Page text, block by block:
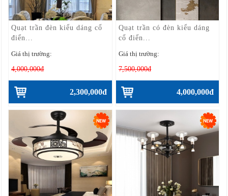
Quạt trần đèn kiểu dáng cổ
điển...
Giá thị trường:
4,000,000đ
2,300,000đ
Quạt trần có đèn kiểu dáng
cổ điển...
Giá thị trường:
7,500,000đ
4,000,000đ